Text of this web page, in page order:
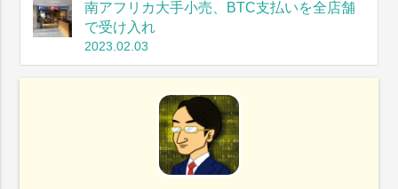
南アフリカ大手小売、BTC支払いを全店舗
で受け入れ
2023.02.03